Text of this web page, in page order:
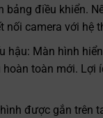
bảng điều khiển.
nối camera với hệ
hậu: Màn hình
toàn mới. Lợi
được gắn